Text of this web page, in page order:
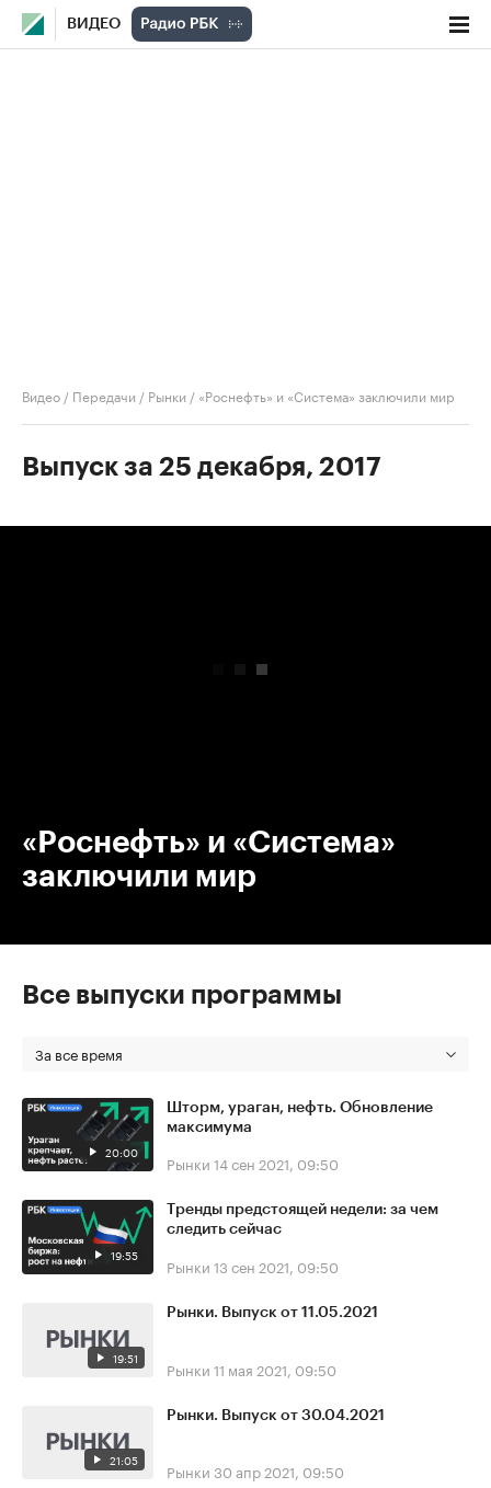
ВИДЕО
Видео / Передачи / Рынки / «Роснефть» и «Система» заключили мир
Выпуск за 25 декабря, 2017
«Роснефть» и «Система»
заключили мир
Все выпуски программы
За все время
20:00
Шторм, ураган, нефть. Обновление
максимума
Рынки 14 сен 2021, 09:50
19:55
Тренды предстоящей недели: за чем
следить сейчас
Рынки 13 сен 2021, 09:50
19:51
Рынки. Выпуск от 11.05.2021
Рынки 11 мая 2021, 09:50
21:05
Рынки. Выпуск от 30.04.2021
Рынки 30 апр 2021, 09:50